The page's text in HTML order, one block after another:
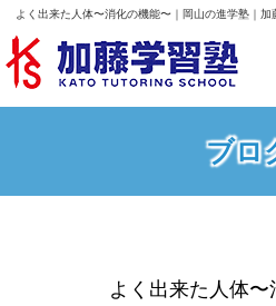
よく出来た人体〜消化の機能〜｜岡山の進学塾｜
ブロ
よく出来た人体〜